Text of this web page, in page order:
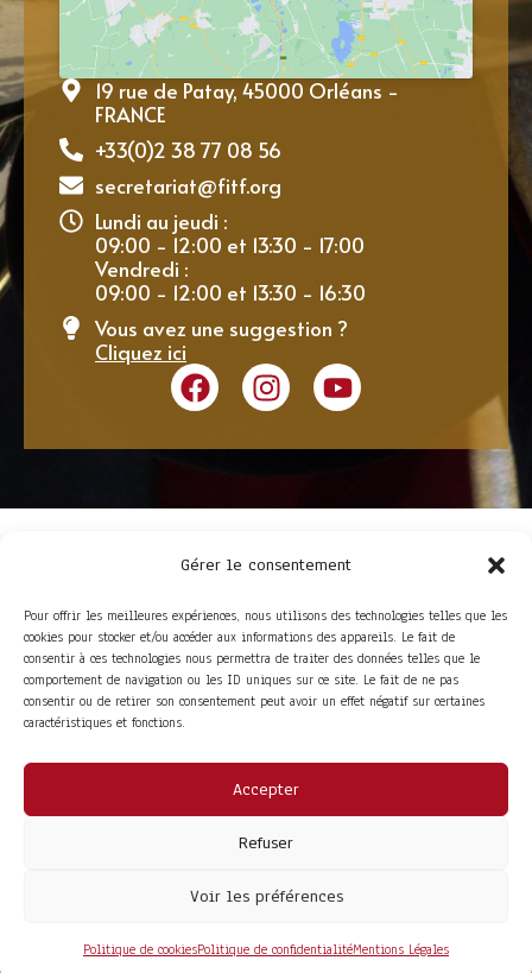
Gérer le consentement
Pour offrir les meilleures expériences, nous utilisons des technologies telles que les
cookies pour stocker et/ou accéder aux informations des appareils. Le fait de
consentir à ces technologies nous permettra de traiter des données telles que le
comportement de navigation ou les ID uniques sur ce site. Le fait de ne pas
consentir ou de retirer son consentement peut avoir un effet négatif sur certaines
caractéristiques et fonctions.
Accepter
Refuser
Voir les préférences
Politique de cookiesPolitique de confidentialitéMentions Légales
19 rue de Patay, 45000 Orléans -
FRANCE
+33(0)2 38 77 08 56
secretariat@fitf.org
Lundi au jeudi :
09:00 - 12:00 et 13:30 - 17:00
Vendredi :
09:00 - 12:00 et 13:30 - 16:30
Vous avez une suggestion ?
Cliquez ici
ACCÈS RAPIDE
La Trompe
Actualités Boutique
Espace adhérent
Conditions Générales de Vente
Politique de Confidentialité
COPYRIGHT© 2026 - SITE DÉVELOPPÉ PARMA SOLOGNE
WEB